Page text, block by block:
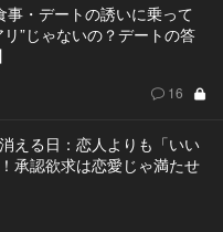
事・デートの誘いに乗って
リ”じゃないの？デートの答
16
える日：恋人よりも「いい
承認欲求は恋愛じゃ満たせ